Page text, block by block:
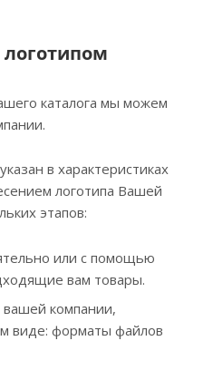
логотипом
каталога мы можем
в характеристиках
логотипа Вашей
этапов:
или с помощью
вам товары.
вашей компании,
виде: форматы файлов